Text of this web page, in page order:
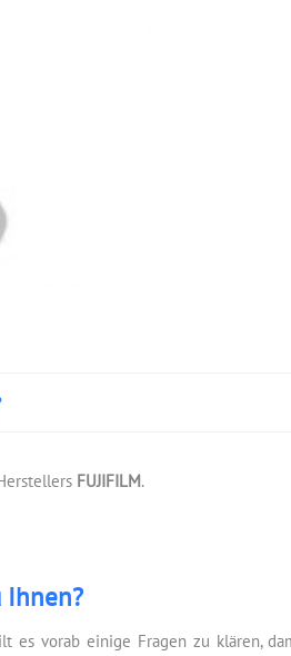
FUJIFILM.
Ihnen?
es vorab einige Fragen zu klären,